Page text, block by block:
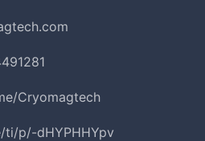
Cryomagtech
ti/p/-dHYPHHYpv